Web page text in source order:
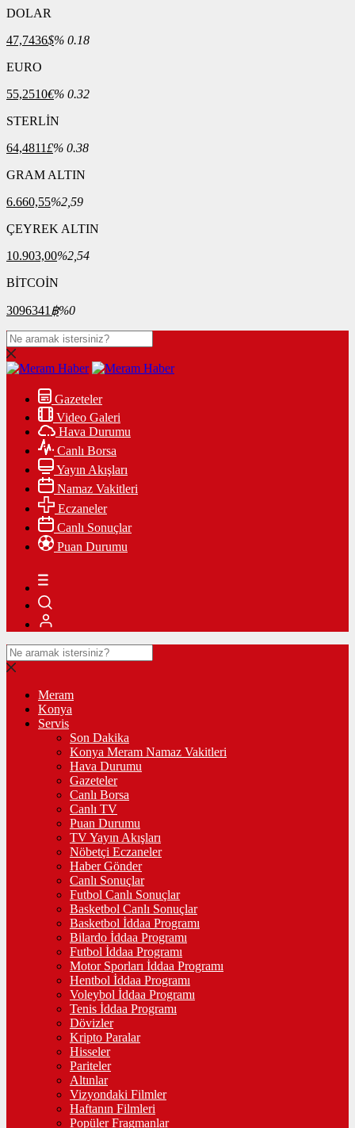
DOLAR
47,7436$% 0.18
EURO
55,2510€% 0.32
STERLİN
64,4811£% 0.38
GRAM ALTIN
6.660,55%2,59
ÇEYREK ALTIN
10.903,00%2,54
BİTCOİN
3096341 ฿%0
Gazeteler
Video Galeri
Hava Durumu
Canlı Borsa
Yayın Akışları
Namaz Vakitleri
Eczaneler
Canlı Sonuçlar
Puan Durumu
Meram
Konya
Servis
Son Dakika
Konya Meram Namaz Vakitleri
Hava Durumu
Gazeteler
Canlı Borsa
Canlı TV
Puan Durumu
TV Yayın Akışları
Nöbetçi Eczaneler
Haber Gönder
Canlı Sonuçlar
Futbol Canlı Sonuçlar
Basketbol Canlı Sonuçlar
Basketbol İddaa Programı
Bilardo İddaa Programı
Futbol İddaa Programı
Motor Sporları İddaa Programı
Hentbol İddaa Programı
Voleybol İddaa Programı
Tenis İddaa Programı
Dövizler
Kripto Paralar
Hisseler
Pariteler
Altınlar
Vizyondaki Filmler
Haftanın Filmleri
Popüler Fragmanlar